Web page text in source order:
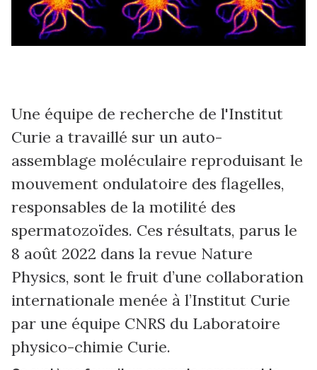
Une équipe de recherche de l'Institut
Curie a travaillé sur un auto-
assemblage moléculaire reproduisant le
mouvement ondulatoire des flagelles,
responsables de la motilité des
spermatozoïdes. Ces résultats, parus le
8 août 2022 dans la revue Nature
Physics, sont le fruit d’une collaboration
internationale menée à l’Institut Curie
par une équipe CNRS du Laboratoire
physico-chimie Curie.